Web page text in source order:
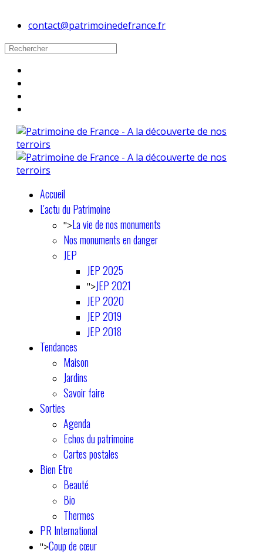
contact@patrimoinedefrance.fr
Accueil
L'actu du Patrimoine
">La vie de nos monuments
Nos monuments en danger
JEP
JEP 2025
">JEP 2021
JEP 2020
JEP 2019
JEP 2018
Tendances
Maison
Jardins
Savoir faire
Sorties
Agenda
Echos du patrimoine
Cartes postales
Bien Etre
Beauté
Bio
Thermes
PR International
">Coup de cœur